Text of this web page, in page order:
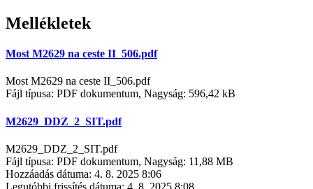
Mellékletek
Most M2629 na ceste II_506.pdf
Most M2629 na ceste II_506.pdf
Fájl típusa: PDF dokumentum, Nagyság: 596,42 kB
M2629_DDZ_2_SIT.pdf
M2629_DDZ_2_SIT.pdf
Fájl típusa: PDF dokumentum, Nagyság: 11,88 MB
Hozzáadás dátuma: 4. 8. 2025 8:06
Legutóbbi frissítés dátuma: 4. 8. 2025 8:08